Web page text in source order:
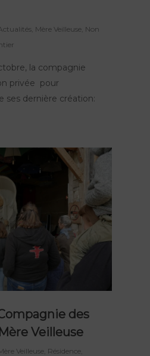
Mère Veilleuse Non
la compagnie
privée pour
ses dernière création:
des
Veilleuse
Veilleuse Résidence